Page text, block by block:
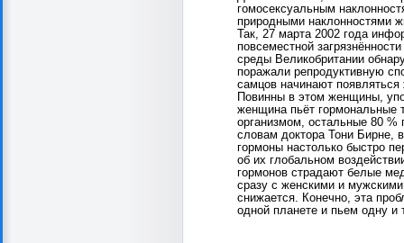
гомосексуальным
природными наклонностями
Так, 27 марта 2002 года
повсеместной
среды Великобритании
поражали репродуктивную
самцов начинают
Повинны в этом женщины,
женщина пьёт гормональные
организмом, остальные 80
словам доктора Тони Бирне,
гормоны настолько быстро
об их глобальном
гормонов страдают белые
сразу с женскими и
снижается. Конечно, эта
одной планете и пьем одну и